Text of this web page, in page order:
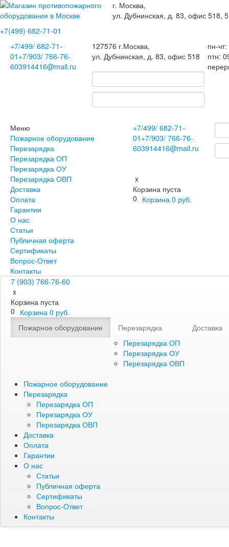
г. Москва,
ул. Дубнинская, д. 83, офис 518,
+7(499) 682-71-01
+7/499/ 682-71-
01 +7/903/ 766-76-
603914416@mail.ru
127576 г.Москва,
ул. Дубнинская, д. 83, офис 518
пн-
птн:
Меню
Пожарное оборудование
Перезарядка
Перезарядка ОП
Перезарядка ОУ
Перезарядка ОВП
Доставка
Оплата
Гарантии
О нас
Статьи
Публичная оферта
Сертификаты
Вопрос-Ответ
Контакты
+7/499/ 682-71-
01 +7/903/ 766-76-
603914416@mail.ru
x
Корзина пуста
0 Корзина 0 руб.
7 (903) 766-76-60
x
Корзина пуста
0 Корзина 0 руб.
Пожарное оборудование
Перезарядка
Перезарядка ОП
Перезарядка ОУ
Перезарядка ОВП
Доставка
Пожарное оборудование
Перезарядка
Перезарядка ОП
Перезарядка ОУ
Перезарядка ОВП
Доставка
Оплата
Гарантии
О нас
Статьи
Публичная оферта
Сертификаты
Вопрос-Ответ
Контакты